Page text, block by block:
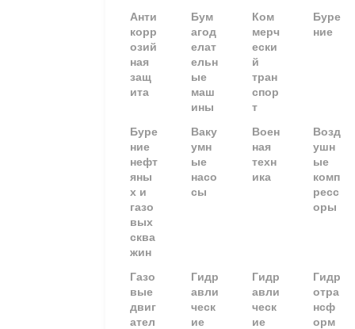
Анти
корр
озий
ная
защ
ита
Бум
агод
елат
ельн
ые
маш
ины
Ком
мерч
ески
й
тран
спор
т
Буре
ние
Буре
ние
нефт
яны
х и
газо
вых
сква
жин
Ваку
умн
ые
насо
сы
Воен
ная
техн
ика
Возд
ушн
ые
комп
ресс
оры
Газо
вые
двиг
ател
Гидр
авли
ческ
ие
Гидр
авли
ческ
ие
Гидр
отра
нсф
орм